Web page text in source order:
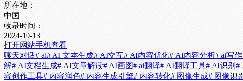
所在地：
中国
收录时间：
2024-10-13
打开网站手机查看
聊天对话# ai# AI 文本生成# AI交互# AI内容优化# AI内容分析# ai写作
解# AI文档生成# AI文章解读# AI画图# ai翻译# AI翻译工具# AI识别 #
容创作工具# 内容润色# 内容生成引擎# 内容转化# 图像生成# 图像识别